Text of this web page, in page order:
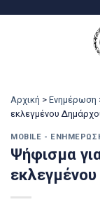
Αρχική > Ενημέρωση
εκλεγμένου
MOBILE -
Ψήφισμα